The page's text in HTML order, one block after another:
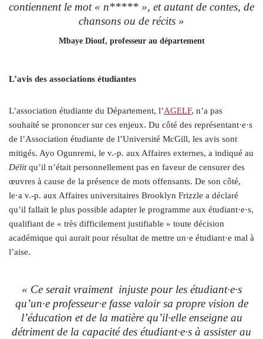
contiennent le mot « n***** », et autant de contes, de
chansons ou de récits »
Mbaye Diouf, professeur au département
L’avis des associations étudiantes
L’association étudiante du Département, l’AGELF, n’a pas
souhaité se prononcer sur ces enjeux. Du côté des représentant·e·s
de l’Association étudiante de l’Université McGill, les avis sont
mitigés. Ayo Ogunremi, le v.-p. aux Affaires externes, a indiqué au
Délitqu’il n’était personnellement pas en faveur de censurer des
œuvres à cause de la présence de mots offensants. De son côté,
le·a v.-p. aux Affaires universitaires Brooklyn Frizzle a déclaré
qu’il fallait le plus possible adapter le programme aux étudiant·e·s,
qualifiant de « très difficilement justifiable » toute décision
académique qui aurait pour résultat de mettre un·e étudiant·e mal à
l’aise.
« Ce serait vraiment injuste pour les étudiant·e·s
qu’un·e professeur·e fasse valoir sa propre vision de
l’éducation et de la matière qu’il·elle enseigne au
détriment de la capacité des étudiant·e·s à assister au